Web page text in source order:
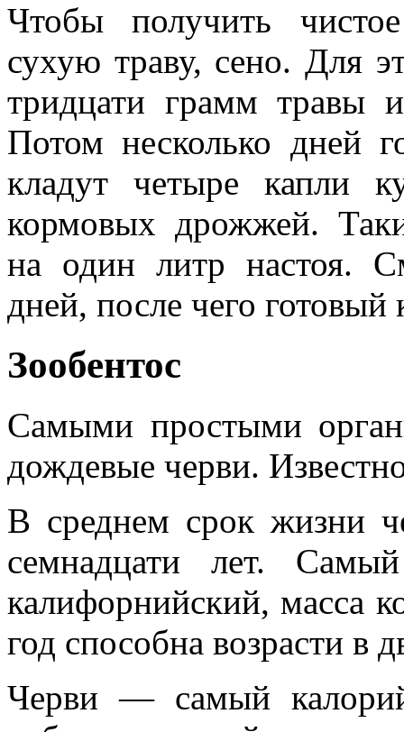
Чтобы получить
сухую траву, сено. Для
тридцати грамм травы
Потом несколько дней
кладут четыре капли
кормовых дрожжей.
на один литр настоя.
дней, после чего
Зообентос
Самыми простыми
дождевые черви.
В среднем срок жизни
семнадцати лет.
калифорнийский, масса
год способна возрасти в
Черви — самый